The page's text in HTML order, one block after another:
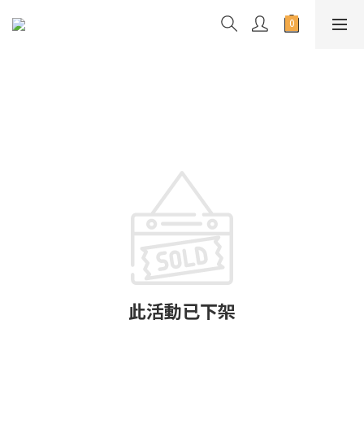
此活動已下架